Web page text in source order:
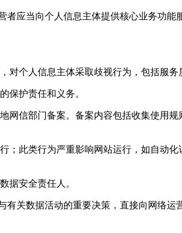
应当向个人信息主体提供核心业务功
个人信息主体采取歧视行为，包括服务
保护责任和义务。
信部门备案。备案内容包括收集使用
此类行为严重影响网站运行，如自动
据安全责任人。
关数据活动的重要决策，直接向网络运